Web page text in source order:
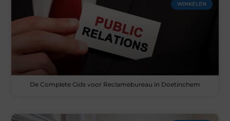
WINKELEN
De Complete Gids voor Reclamebureau in Doetinchem